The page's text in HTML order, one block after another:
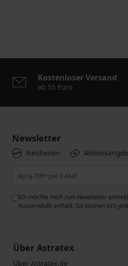
Kostenloser Versand
ab 55 Euro
Newsletter
Neuheiten
Ich möchte mich zum Newsletter
Ausverkäufe enthält. Sie können sich
Über Astratex
Über Astratex.de